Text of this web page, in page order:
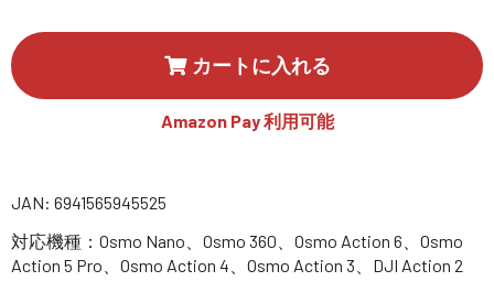
コーポレートサイト
カートに入れる
Amazon Pay 利用可能
JAN: 6941565945525
対応機種：Osmo Nano、Osmo 360、Osmo Action 6、Osmo
Action 5 Pro、Osmo Action 4、Osmo Action 3、DJI Action 2